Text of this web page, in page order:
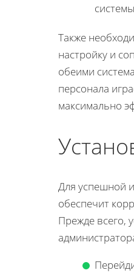
Также
настройку и
обеими
персонала
максимально
Для успешной
обеспечит
Прежде всего,